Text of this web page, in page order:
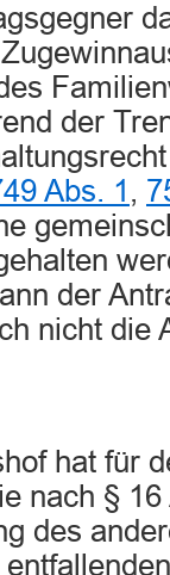
der
Abs. 1 ,
der
nicht die
hat für
nach §
des